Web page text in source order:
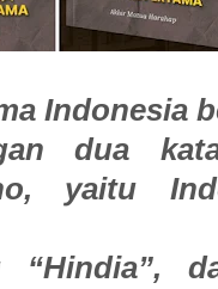
Indonesia
dua
yaitu
“Hindia”,